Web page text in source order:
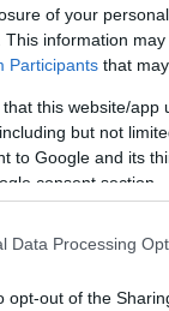
of your
This information
Participants that
that this website/
but not
to Google and its
consent section.
Data Processing
opt-out of the
τον
Βικτωριανής
Το
στο
στους
του '93,